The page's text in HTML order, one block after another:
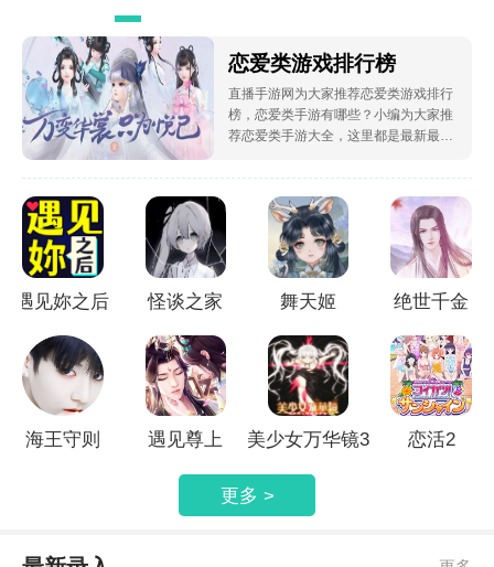
恋爱类游戏排行榜
直播手游网为大家推荐恋爱类游戏排行
榜，恋爱类手游有哪些？小编为大家推
荐恋爱类手游大全，这里都是最新最好
小伙伴们还在等什么，快来下载体验
吧，在游戏中等你呦。
遇见妳之后 怪谈之家 舞天姬 绝世千金
海王守则 遇见尊上 美少女万华镜3 恋活2
更多 >